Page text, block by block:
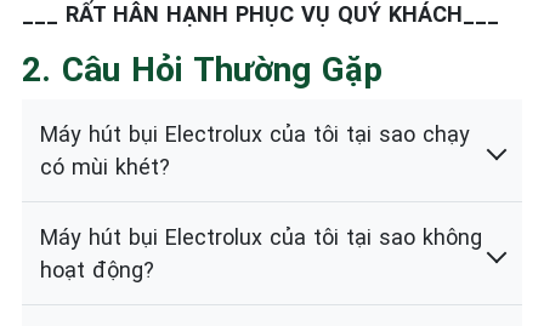
___ RẤT HÂN HẠNH PHỤC VỤ QUÝ KHÁCH___
2. Câu Hỏi Thường Gặp
Máy hút bụi Electrolux của tôi tại sao chạy
có mùi khét?
Máy hút bụi Electrolux của tôi tại sao không
hoạt động?